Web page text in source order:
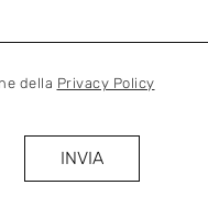
della Privacy Policy
INVIA